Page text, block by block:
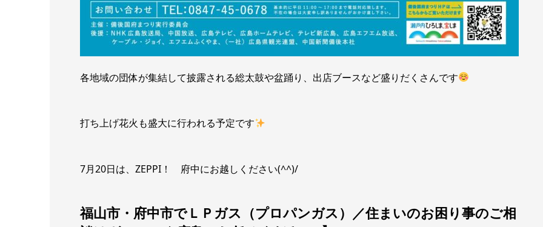
各地域の団体が集結して披露される総太鼓や盆踊り、出店ブースなど盛りだくさんです
打ち上げ花火も盛大に行われる予定です
7月20日は、ZEPPI！ 府中にお越しください(^^)/
福山市・府中市でＬＰガス（プロパンガス）／住まいのお困り事のご相